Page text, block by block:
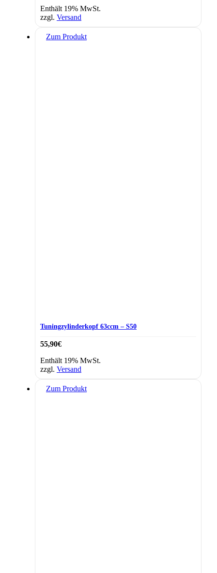
Enthält 19% MwSt.
zzgl. Versand
Zum Produkt
Tuningzylinderkopf 63ccm – S50
55,90€
Enthält 19% MwSt.
zzgl. Versand
Zum Produkt